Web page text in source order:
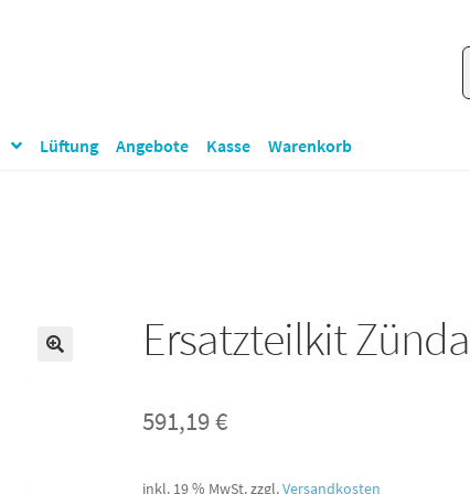
Lüftung Angebote Kasse Warenkorb
Ersatzteilkit
591,19€
inkl. 19 % MwSt.zzgl.Versandkosten